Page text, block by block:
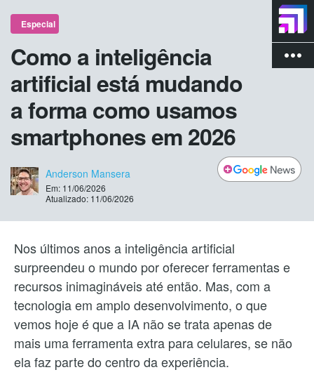
more_vert
Especial
Como a inteligência
artificial está mudando
a forma como usamos
smartphones em 2026
Anderson Mansera
Em: 11/06/2026
Atualizado: 11/06/2026
Nos últimos anos a inteligência artificial
surpreendeu o mundo por oferecer ferramentas e
recursos inimagináveis até então. Mas, com a
tecnologia em amplo desenvolvimento, o que
vemos hoje é que a IA não se trata apenas de
mais uma ferramenta extra para celulares, se não
ela faz parte do centro da experiência.